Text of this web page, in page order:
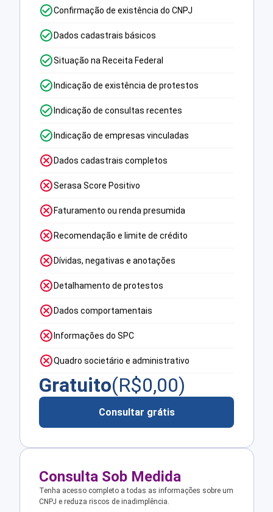
Confirmação de existência do CNPJ
Dados cadastrais básicos
Situação na Receita Federal
Indicação de existência de protestos
Indicação de consultas recentes
Indicação de empresas vinculadas
Dados cadastrais completos
Serasa Score Positivo
Faturamento ou renda presumida
Recomendação e limite de crédito
Dívidas, negativas e anotações
Detalhamento de protestos
Dados comportamentais
Informações do SPC
Quadro societário e administrativo
Gratuito(R$0,00)
Consultar grátis
Consulta Sob Medida
Tenha acesso completo a todas as informações sobre um
CNPJ e reduza riscos de inadimplência.